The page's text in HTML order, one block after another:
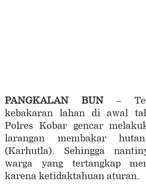
PANGKALAN BUN –
kebakaran lahan di awal
Polres Kobar gencar
larangan membakar
(Karhutla). Sehingga
warga yang tertangkap
karena ketidaktahuan aturan.